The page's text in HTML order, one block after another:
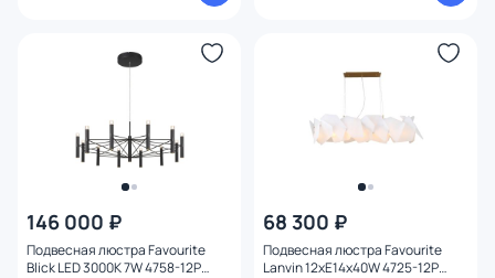
146 000 ₽
Подвесная люстра Favourite
Blick LED 3000K 7W 4758-12P
68 300 ₽
Подвесная люстра Favourite
Lanvin 12xE14x40W 4725-12P
Диаметр (мм)
Глубина (мм)
Количество ламп